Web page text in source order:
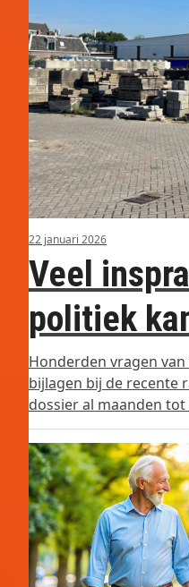
22 januari 2026
Veel
politiek
Honderden vragen
bijlagen bij de recente
dossier al maanden